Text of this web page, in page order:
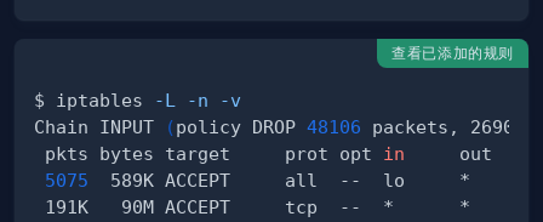
查看已添加的规则
$ iptables -L -n
-v
Chain INPUT
(policy DROP 48106 packets, 2690K
pkts bytes target     prot opt in
5075
589K ACCEPT     all  --  lo
191K   90M ACCEPT     tcp  --  *